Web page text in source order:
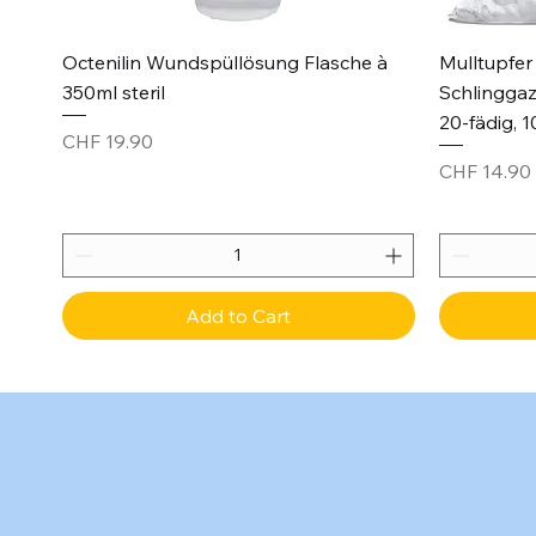
Quick View
Octenilin Wundspüllösung Flasche à
350ml steril
Price
CHF 19.90
Add to Cart
Mulltupfer
20-fädig,
Price
CHF 14.90